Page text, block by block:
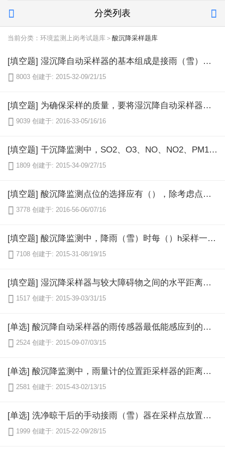
 分类列表 
当前分类：环境监测上岗考试题库＞ 酸沉降采样题库
[填空题] 湿沉降自动采样器的基本组成是接雨（雪）器、（）、（）和样品容器等。
 8003 创建于: 2015-32-09/21/15
[填空题] 为确保采样的质量，要将湿沉降自动采样器采集到的样品量根据接雨（雪）器的口径换算成降雨（雪）量，比较降雨（雪）量的计算值和雨量计的测量值，计算值应在雨量计测量值的（）之间。
 9039 创建于: 2016-33-05/16/16
[填空题] 干沉降监测中，SO2、O3、NO、NO2、PM10、PM2.5等均为自动站监测，气态HNO3、NH3、HCl、气溶胶等则用（）法进行样品采集，然后分析测定，该方法同时也可监测空气中的SO2等。
 1809 创建于: 2015-34-09/27/15
[填空题] 酸沉降监测点位的选择应有（），除考虑点位附近的土地使用情况基本不变外，还应考虑点位周围地形特征、土地使用特征及（）。
 3778 创建于: 2016-56-06/07/16
[填空题] 酸沉降监测中，降雨（雪）时每（）h采样一次，若一天中有几次降雨（雪）过程，可合并为一个样品测定；若遇几天连续降雨（雪），则将上午（）至次日上午（）的降雨（雪）视为一个样品。
 7108 创建于: 2015-31-08/19/15
[填空题] 湿沉降采样器与较大障碍物之间的水平距离应至少为障碍物高度的（），或从采样器仰望障碍物顶端，其仰角不大于30°。
 1517 创建于: 2015-39-03/31/15
[单选] 酸沉降自动采样器的雨传感器最低能感应到的降雨（雪）强度为（）mm／h或不小于（）mm直径的雨滴。
 2524 创建于: 2015-09-07/03/15
[单选] 酸沉降监测中，雨量计的位置距采样器的距离不小于（）m，距地面高（）cm。
 2581 创建于: 2015-43-02/13/15
[单选] 洗净晾干后的手动接雨（雪）器在采样点放置（）h后仍未下雨（雪），则需重新清洗方可再用。
 1999 创建于: 2015-22-09/28/15